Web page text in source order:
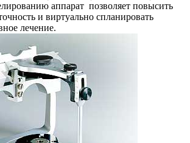
аппарат позволяет повысить
и виртуально спланировать
лечение.